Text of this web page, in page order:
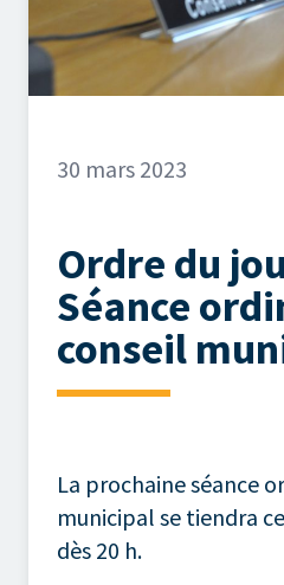
30 mars 2023
Ordre du
Séance
conseil
La prochaine séance
municipal se tiendra
dès 20 h.